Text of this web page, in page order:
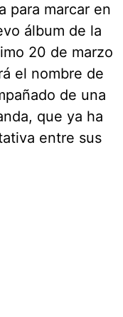
para marcar en
álbum de la
20 de marzo
el nombre de
de una
que ya ha
entre sus